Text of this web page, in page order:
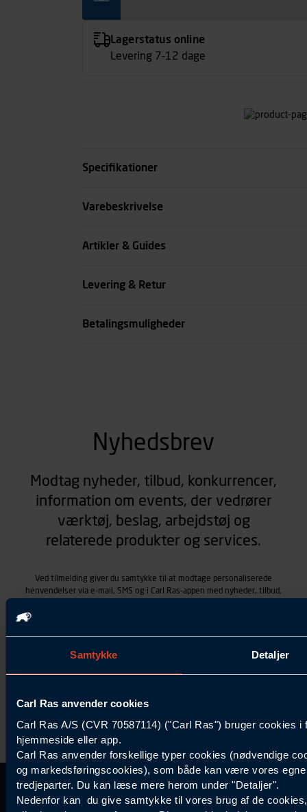
Samtykke Detaljer
Carl Ras anvender cookies
Carl Ras A/S (CVR 70587114) ("Carl Ras") bruger cookies
hjemmeside eller app.
Carl Ras anvender forskellige typer cookies (nødvendige
og markedsføringscookies), som både kan være vores
tredjeparter. Du kan læse mere herom under "Detaljer".
Nedenfor kan du give samtykke til vores brug af de
Lagerstatus online
Levering 7-12 dage
Specifikationer
Størrelse
Varebeskrivelse
Artikler & Guides
Levering & Retur
Betalingsmuligheder
Nyhedsbrev
Modtag nyheder, tilbud, konkurrencer,
information om events, der vedrører
værktøj, beslag, arbejdstøj og
relaterede produkter og services.
Ved tilmelding giver du samtykke til at modtage personaliserede
henvendelser via e-mail, SMS og i Carl Ras-appen med nyheder, tilbud,
Samtykket betyder også, at Carl Ras A/S som dataansvarlig kan
samtykke tilbage ved at trykke "Afmeld" i bunden af hver
vorespersondatapolitik
Kontakt Kundeservice Information
Carl Ras Gruppen
Kundefordele
Bliv kontokunde
Inspiration
Specialisten